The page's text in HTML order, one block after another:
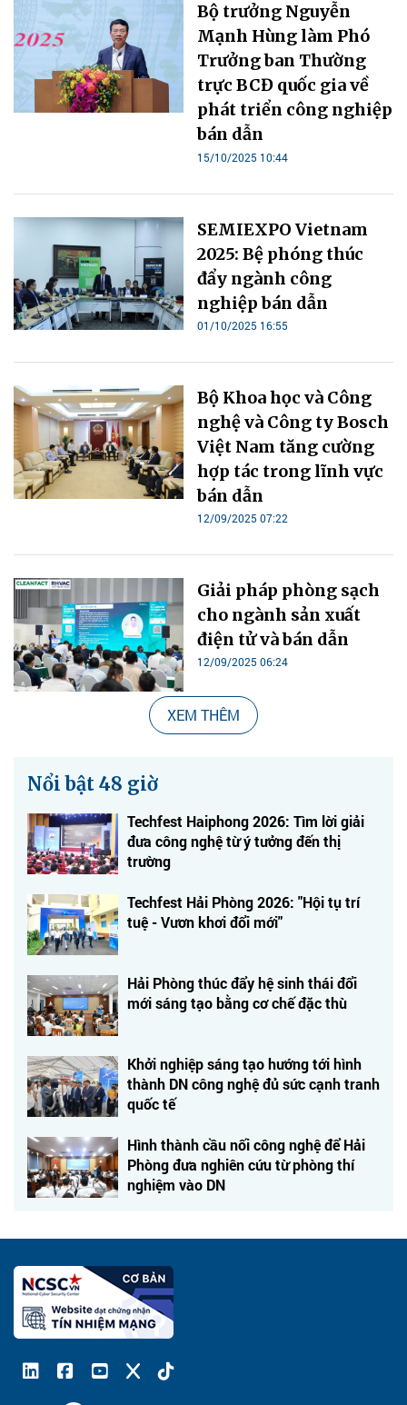
Bộ trưởng Nguyễn
Mạnh Hùng làm Phó
Trưởng ban Thường
trực BCĐ quốc gia về
phát triển công nghiệp
bán dẫn
15/10/2025 10:44
SEMIEXPO Vietnam
2025: Bệ phóng thúc
đẩy ngành công
nghiệp bán dẫn
01/10/2025 16:55
Bộ Khoa học và Công
nghệ và Công ty Bosch
Việt Nam tăng cường
hợp tác trong lĩnh vực
bán dẫn
12/09/2025 07:22
Giải pháp phòng sạch
cho ngành sản xuất
điện tử và bán dẫn
12/09/2025 06:24
XEM THÊM
Nổi bật 48 giờ
Techfest Haiphong 2026: Tìm lời giải
đưa công nghệ từ ý tưởng đến thị
trường
Techfest Hải Phòng 2026: "Hội tụ trí
tuệ - Vươn khơi đổi mới"
Hải Phòng thúc đẩy hệ sinh thái đổi
mới sáng tạo bằng cơ chế đặc thù
Khởi nghiệp sáng tạo hướng tới hình
thành DN công nghệ đủ sức cạnh tranh
quốc tế
Hình thành cầu nối công nghệ để Hải
Phòng đưa nghiên cứu từ phòng thí
nghiệm vào DN